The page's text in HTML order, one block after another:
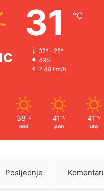
31 ℃
37º - 25º
49%
2.48 km/h
38 ℃
ned
41 ℃
pon
41 ℃
uto
Posljednje Komentari